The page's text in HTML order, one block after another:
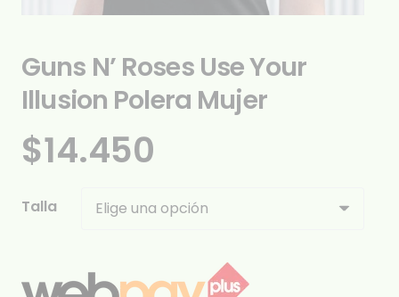
Guns N’ Roses Use Your
Illusion Polera Mujer
$14.450
Talla